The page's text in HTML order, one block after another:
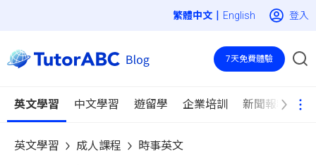
| English 登入
英文學習 中文學習 遊留學 企業培訓 新聞報導
7天免費體驗
英文學習 成人課程 時事英文